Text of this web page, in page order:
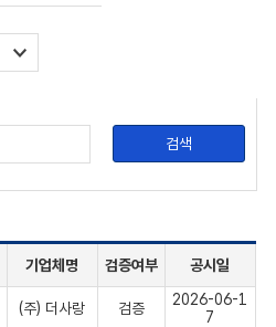
검색
기업체명 검증여부 공시일
(주) 더사랑 검증
2026-06-1
7